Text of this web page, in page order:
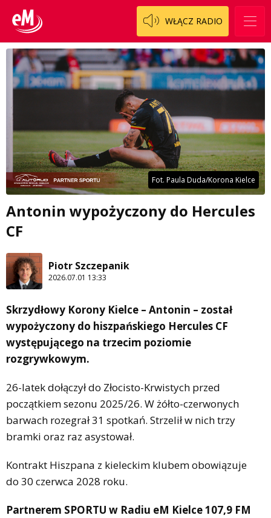
WŁĄCZ RADIO
Fot. Paula Duda/Korona Kielce
Antonin wypożyczony do Hercules
CF
Piotr Szczepanik
2026.07.01 13:33
Skrzydłowy Korony Kielce – Antonin – został
wypożyczony do hiszpańskiego Hercules CF
występującego na trzecim poziomie
rozgrywkowym.
26-latek dołączył do Złocisto-Krwistych przed
początkiem sezonu 2025/26. W żółto-czerwonych
barwach rozegrał 31 spotkań. Strzelił w nich trzy
bramki oraz raz asystował.
Kontrakt Hiszpana z kieleckim klubem obowiązuje
do 30 czerwca 2028 roku.
Partnerem SPORTU w Radiu eM Kielce 107,9 FM